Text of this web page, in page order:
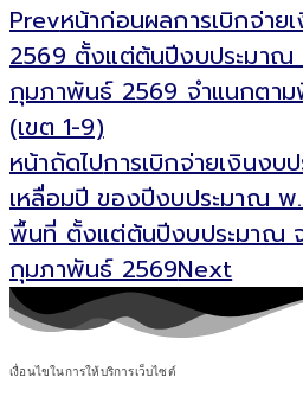
Prevหน้าก่อนผลการเบิกจ่าย
2569 ตั้งแต่ต้นปีงบประมา
กุมภาพันธ์ 2569 จำแนกตา
(เขต 1-9)
หน้าถัดไปการเบิกจ่ายเงินงบ
เหลื่อมปี ของปีงบประมาณ
พื้นที่ ตั้งแต่ต้นปีงบประมาณ
กุมภาพันธ์ 2569Next
เงื่อนไขในการให้บริการเว็บไซต์